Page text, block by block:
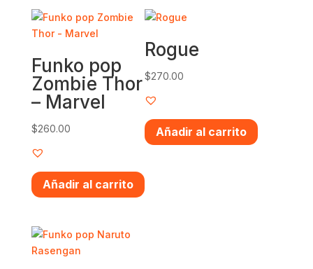
Funko pop
Zombie Thor
– Marvel
$260.00
Añadir al carrito
Rogue
$270.00
Añadir al carrito